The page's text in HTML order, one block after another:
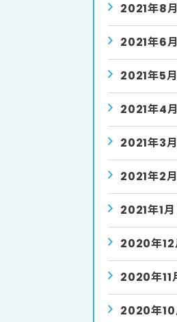
2021年8月
2021年6月
2021年5月
2021年4月
2021年3月
2021年2月
2021年1月
2020年12
2020年11
2020年10